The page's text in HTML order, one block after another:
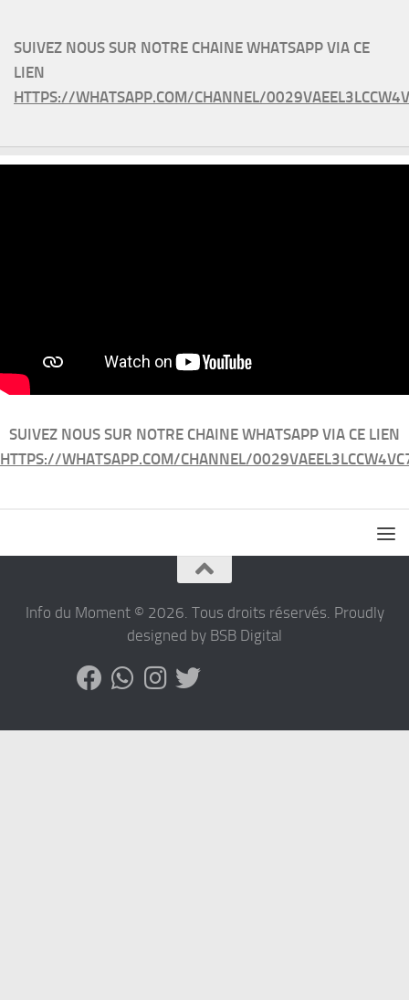
SUIVEZ NOUS SUR NOTRE CHAINE WHATSAPP VIA CE
LIEN
HTTPS://WHATSAPP.COM/CHANNEL/
SUIVEZ NOUS SUR NOTRE CHAINE WHATSAPP VIA CE LIEN
HTTPS://WHATSAPP.COM/CHANNEL/
Info du Moment © 2026. Tous droits réservés. Proudly
designed by BSB Digital